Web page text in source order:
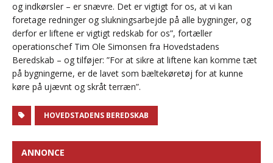
og indkørsler – er snævre. Det er vigtigt for os, at vi kan
foretage redninger og slukningsarbejde på alle bygninger, og
derfor er liftene er vigtigt redskab for os”, fortæller
operationschef Tim Ole Simonsen fra Hovedstadens
Beredskab – og tilføjer: ”For at sikre at liftene kan komme tæt
på bygningerne, er de lavet som bæltekøretøj for at kunne
køre på ujævnt og skråt terræn”.
HOVEDSTADENS BEREDSKAB
ANNONCE